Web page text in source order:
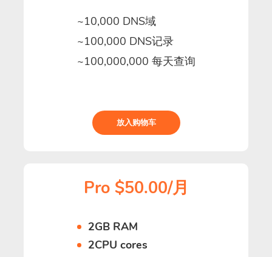
~10,000 DNS域
~100,000 DNS记录
~100,000,000 每天查询
放入购物车
Pro $50.00/月
2GB RAM
2CPU cores